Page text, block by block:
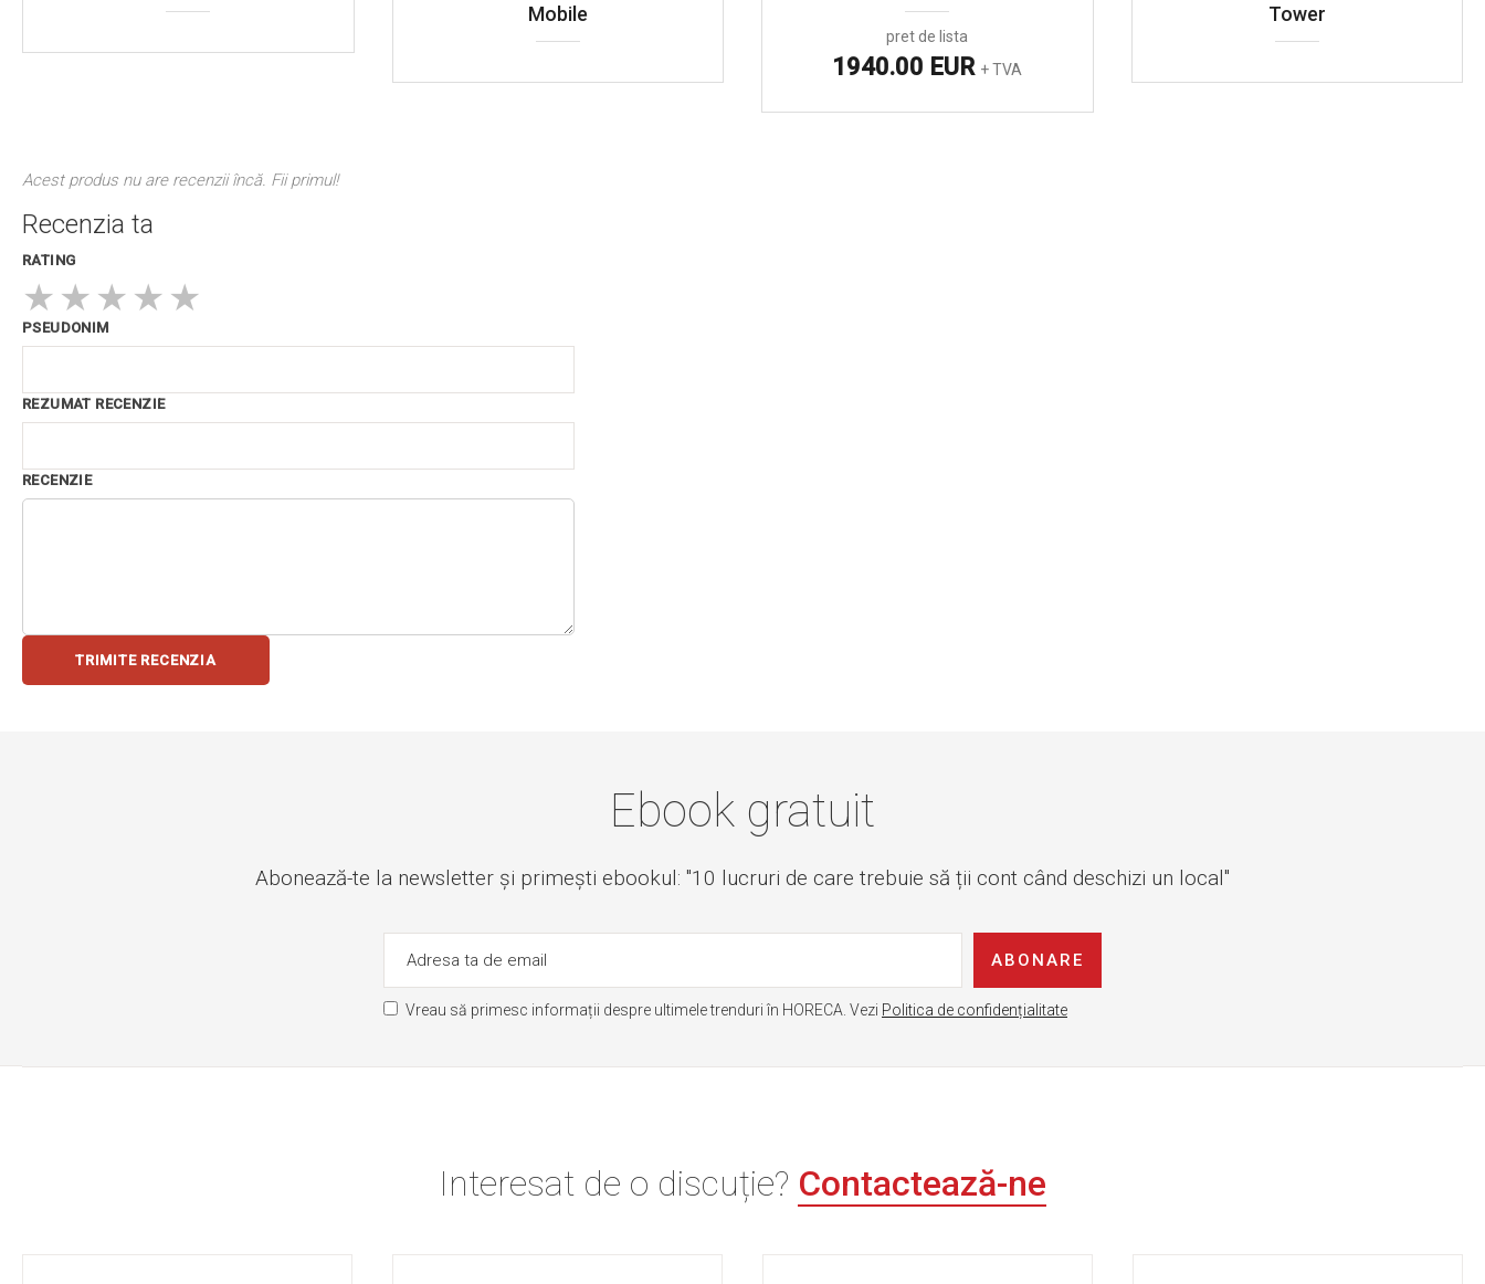
Mobile
pret de lista
1940.00 EUR + TVA
Tower
Acest produs nu are recenzii încă. Fii primul!
Recenzia ta
RATING
★ ★ ★ ★ ★
PSEUDONIM
REZUMAT RECENZIE
RECENZIE
TRIMITE RECENZIA
Ebook gratuit
Abonează-te la newsletter și primești ebookul: "10 lucruri de care trebuie să ții cont când deschizi un local"
ABONARE
Vreau să primesc informații despre ultimele trenduri în HORECA. Vezi Politica de confidențialitate
Interesat de o discuție? Contactează-ne